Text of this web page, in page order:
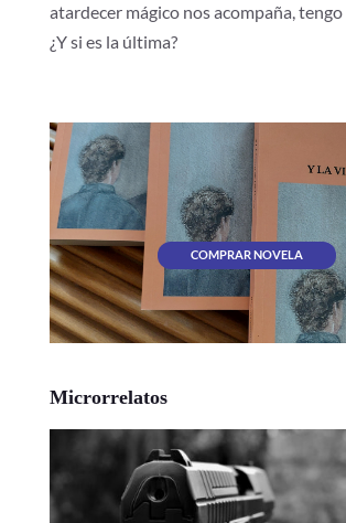
atardecer mágico nos acompaña,
¿Y si es la última?
COMPRAR NOVELA
Microrrelatos